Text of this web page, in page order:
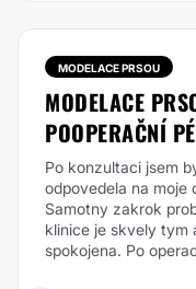
MODELACE PRSOU
MODELACE
POOPERAČNÍ
Po konzultaci jsem
odpovedela na moje
Samotny zakrok
klinice je skvely tym
spokojena. Po